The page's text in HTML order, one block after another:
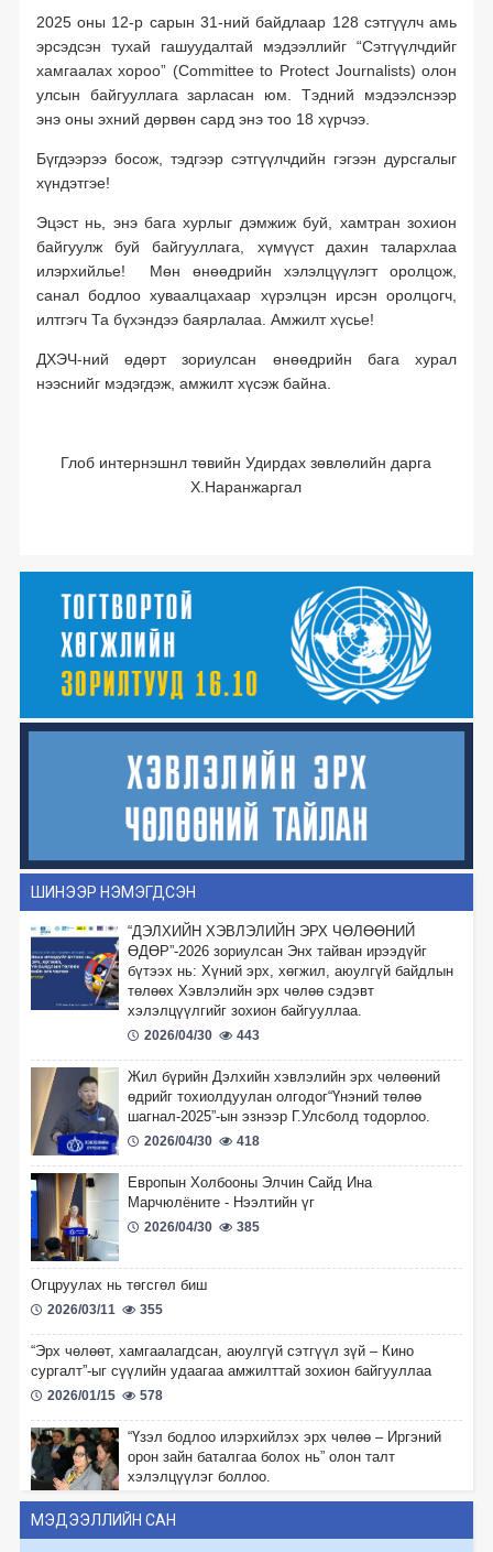
2025 оны 12-р сарын 31-ний байдлаар 128 сэтгүүлч амь
эрсэдсэн тухай гашуудалтай мэдээллийг “Сэтгүүлчдийг
хамгаалах хороо” (Committee to Protect Journalists) олон
улсын байгууллага зарласан юм. Тэдний мэдээлснээр
энэ оны эхний дөрвөн сард энэ тоо 18 хүрчээ.
Бүгдээрээ босож, тэдгээр сэтгүүлчдийн гэгээн дурсгалыг
хүндэтгэе!
Эцэст нь, энэ бага хурлыг дэмжиж буй, хамтран зохион
байгуулж буй байгууллага, хүмүүст дахин талархлаа
илэрхийлье! Мөн өнөөдрийн хэлэлцүүлэгт оролцож,
санал бодлоо хуваалцахаар хүрэлцэн ирсэн оролцогч,
илтгэгч Та бүхэндээ баярлалаа. Амжилт хүсье!
ДХЭЧ-ний өдөрт зориулсан өнөөдрийн бага хурал
нээснийг мэдэгдэж, амжилт хүсэж байна.
Глоб интернэшнл төвийн Удирдах зөвлөлийн дарга
Х.Наранжаргал
ШИНЭЭР НЭМЭГДСЭН
“ДЭЛХИЙН ХЭВЛЭЛИЙН ЭРХ ЧӨЛӨӨНИЙ
ӨДӨР”-2026 зориулсан Энх тайван ирээдүйг
бүтээх нь: Хүний эрх, хөгжил, аюулгүй байдлын
төлөөх Хэвлэлийн эрх чөлөө сэдэвт
хэлэлцүүлгийг зохион байгууллаа.
2026/04/30 443
Жил бүрийн Дэлхийн хэвлэлийн эрх чөлөөний
өдрийг тохиолдуулан олгодог“Үнэний төлөө
шагнал-2025”-ын эзнээр Г.Улсболд тодорлоо.
2026/04/30 418
Европын Холбооны Элчин Сайд Ина
Марчюлёните - Нээлтийн үг
2026/04/30 385
Огцруулах нь төгсгөл биш
2026/03/11 355
“Эрх чөлөөт, хамгаалагдсан, аюулгүй сэтгүүл зүй – Кино
сургалт”-ыг сүүлийн удаагаа амжилттай зохион байгууллаа
2026/01/15 578
“Үзэл бодлоо илэрхийлэх эрх чөлөө – Иргэний
орон зайн баталгаа болох нь” олон талт
хэлэлцүүлэг боллоо.
2025/12/11 525
“Глоб Интернэшнл Төв” ТББ-ын Удирдах зөвлөлийн дарга
МЭДЭЭЛЛИЙН САН